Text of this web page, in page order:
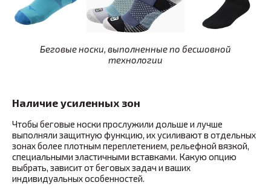
Беговые носки, выполненные по бесшовной
технологии
Наличие усиленных зон
Чтобы беговые носки прослужили дольше и лучше
выполняли защитную функцию, их усиливают в отдельных
зонах более плотным переплетением, рельефной вязкой,
специальными эластичными вставками. Какую опцию
выбрать, зависит от беговых задач и ваших
индивидуальных особенностей.